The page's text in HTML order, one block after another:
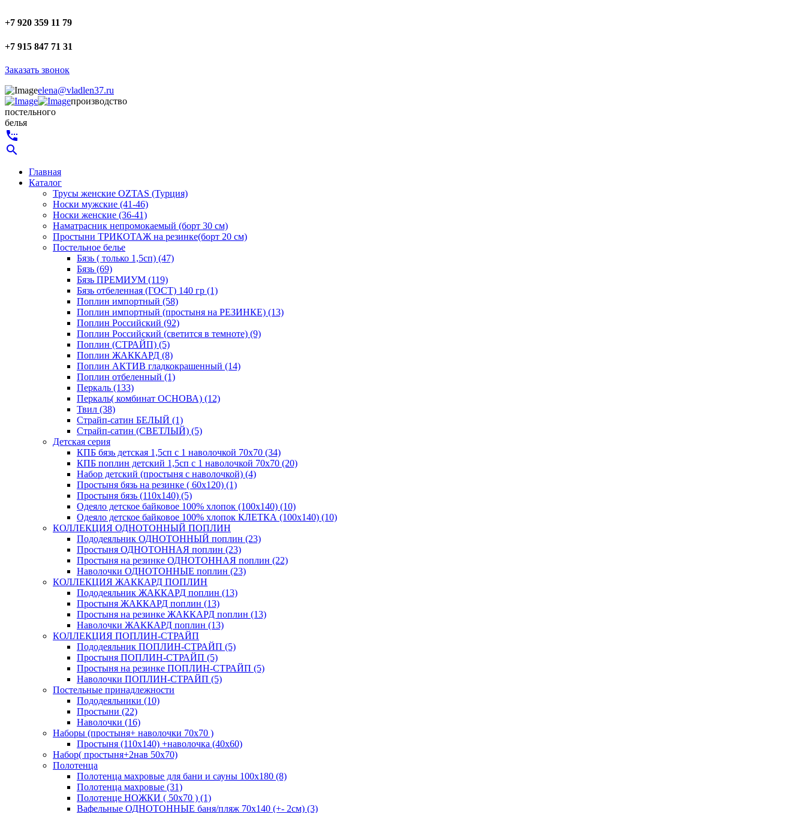
+7 920 359 11 79
+7 915 847 71 31
Заказать звонок
elena@vladlen37.ru
производство
постельного
белья
settings_phone
search
Главная
Каталог
Трусы женские OZTAS (Турция)
Носки мужские (41-46)
Носки женские (36-41)
Наматрасник непромокаемый (борт 30 см)
Простыни ТРИКОТАЖ на резинке(борт 20 см)
Постельное белье
Бязь ( только 1,5сп) (47)
Бязь (69)
Бязь ПРЕМИУМ (119)
Бязь отбеленная (ГОСТ) 140 гр (1)
Поплин импортный (58)
Поплин импортный (простыня на РЕЗИНКЕ) (13)
Поплин Российский (92)
Поплин Российский (светится в темноте) (9)
Поплин (СТРАЙП) (5)
Поплин ЖАККАРД (8)
Поплин АКТИВ гладкокрашенный (14)
Поплин отбеленный (1)
Перкаль (133)
Перкаль( комбинат ОСНОВА) (12)
Твил (38)
Страйп-сатин БЕЛЫЙ (1)
Страйп-сатин (СВЕТЛЫЙ) (5)
Детская серия
КПБ бязь детская 1,5сп с 1 наволочкой 70х70 (34)
КПБ поплин детский 1,5сп с 1 наволочкой 70х70 (20)
Набор детский (простыня с наволочкой) (4)
Простыня бязь на резинке ( 60х120) (1)
Простыня бязь (110х140) (5)
Одеяло детское байковое 100% хлопок (100х140) (10)
Одеяло детское байковое 100% хлопок КЛЕТКА (100х140) (10)
КОЛЛЕКЦИЯ ОДНОТОННЫЙ ПОПЛИН
Пододеяльник ОДНОТОННЫЙ поплин (23)
Простыня ОДНОТОННАЯ поплин (23)
Простыня на резинке ОДНОТОННАЯ поплин (22)
Наволочки ОДНОТОННЫЕ поплин (23)
КОЛЛЕКЦИЯ ЖАККАРД ПОПЛИН
Пододеяльник ЖАККАРД поплин (13)
Простыня ЖАККАРД поплин (13)
Простыня на резинке ЖАККАРД поплин (13)
Наволочки ЖАККАРД поплин (13)
КОЛЛЕКЦИЯ ПОПЛИН-СТРАЙП
Пододеяльник ПОПЛИН-СТРАЙП (5)
Простыня ПОПЛИН-СТРАЙП (5)
Простыня на резинке ПОПЛИН-СТРАЙП (5)
Наволочки ПОПЛИН-СТРАЙП (5)
Постельные принадлежности
Пододеяльники (10)
Простыни (22)
Наволочки (16)
Наборы (простыня+ наволочки 70х70 )
Простыня (110х140) +наволочка (40х60)
Набор( простыня+2нав 50х70)
Полотенца
Полотенца махровые для бани и сауны 100х180 (8)
Полотенца махровые (31)
Полотенце НОЖКИ ( 50х70 ) (1)
Вафельные ОДНОТОННЫЕ баня/пляж 70х140 (+- 2см) (3)